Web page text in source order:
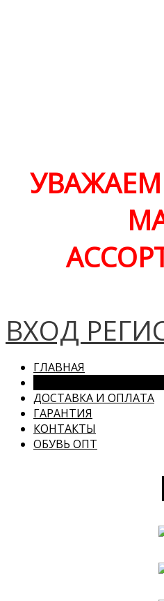
ВХОД
ГЛАВНАЯ
ДОСТАВКА И ОПЛАТА
ГАРАНТИЯ
КОНТАКТЫ
ОБУВЬ ОПТ